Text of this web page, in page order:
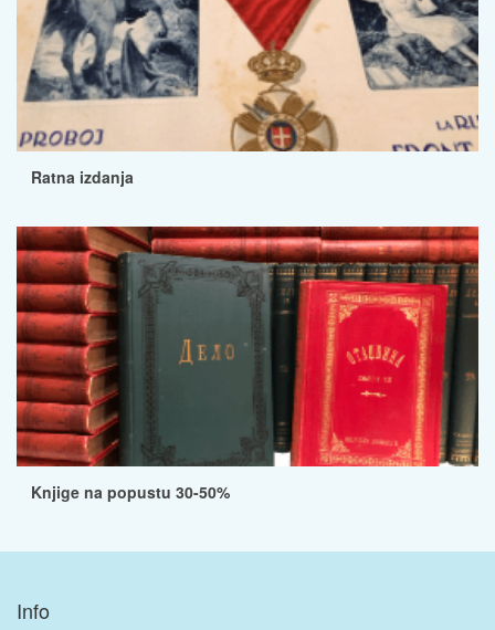
Ratna izdanja
Knjige na popustu 30-50%
Info